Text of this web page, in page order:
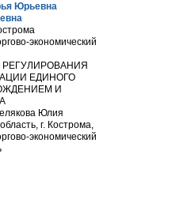
Юрьевна
экономический
ЕДИНОГО
И
Юлия
г. Кострома,
экономический